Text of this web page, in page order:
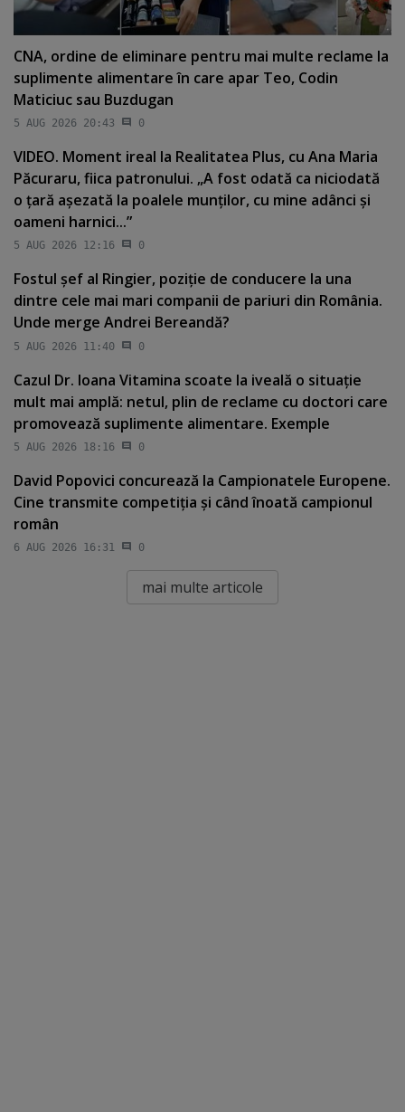
CNA, ordine de eliminare pentru mai multe reclame la
suplimente alimentare în care apar Teo, Codin
Maticiuc sau Buzdugan
5 AUG 2026 20:43 0
VIDEO. Moment ireal la Realitatea Plus, cu Ana Maria
Păcuraru, fiica patronului. „A fost odată ca niciodată
o ţară aşezată la poalele munţilor, cu mine adânci şi
oameni harnici...”
5 AUG 2026 12:16 0
Fostul şef al Ringier, poziţie de conducere la una
dintre cele mai mari companii de pariuri din România.
Unde merge Andrei Bereandă?
5 AUG 2026 11:40 0
Cazul Dr. Ioana Vitamina scoate la iveală o situaţie
mult mai amplă: netul, plin de reclame cu doctori care
promovează suplimente alimentare. Exemple
5 AUG 2026 18:16 0
David Popovici concurează la Campionatele Europene.
Cine transmite competiţia şi când înoată campionul
român
6 AUG 2026 16:31 0
mai multe articole